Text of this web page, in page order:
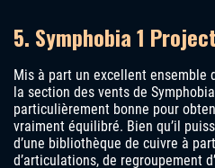
5. Symphobia 1
Mis à part un excellent ensemble
la section des vents de
particulièrement bonne pour
vraiment équilibré. Bien qu’il
d’une bibliothèque de cuivre à
d’articulations, de regroupement